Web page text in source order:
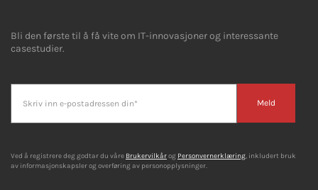
Bli den første til å få vite om IT-innovasjoner og interessante
casestudier.
Meld
Ved å registrere deg godtar du våre Brukervilkårog Personvernerklæring, inkludert bruk
av informasjonskapsler og overføring av personopplysninger.